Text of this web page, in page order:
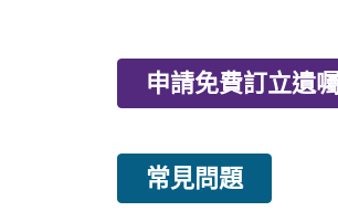
申請免費訂立遺
常見問題